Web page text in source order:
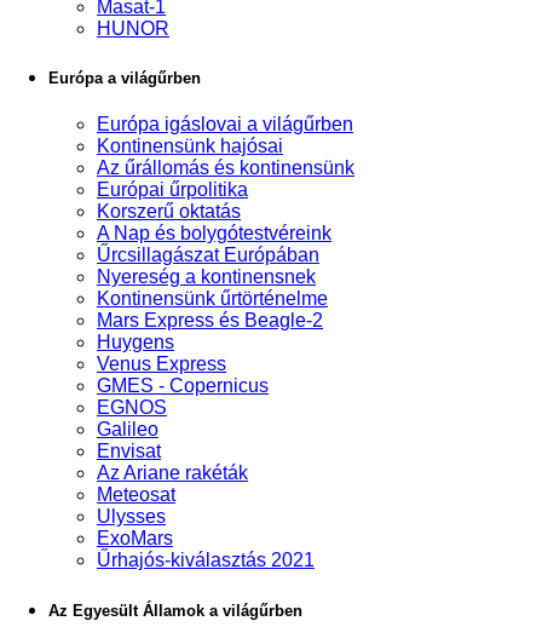
Masat-1
HUNOR
Európa a világűrben
Európa igáslovai a világűrben
Kontinensünk hajósai
Az űrállomás és kontinensünk
Európai űrpolitika
Korszerű oktatás
A Nap és bolygótestvéreink
Űrcsillagászat Európában
Nyereség a kontinensnek
Kontinensünk űrtörténelme
Mars Express és Beagle-2
Huygens
Venus Express
GMES - Copernicus
EGNOS
Galileo
Envisat
Az Ariane rakéták
Meteosat
Ulysses
ExoMars
Űrhajós-kiválasztás 2021
Az Egyesült Államok a világűrben